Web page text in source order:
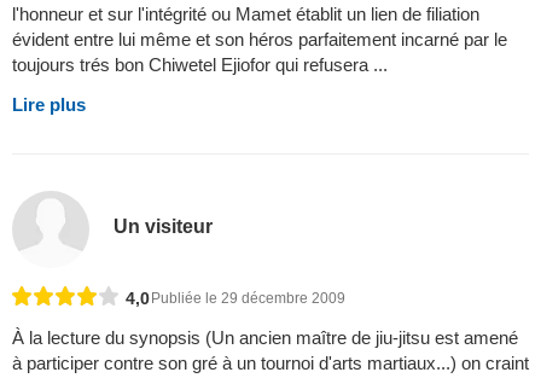
l'honneur et sur l'intégrité ou Mamet établit un lien de filiation
évident entre lui même et son héros parfaitement incarné par le
toujours trés bon Chiwetel Ejiofor qui refusera ...
Lire plus
Un visiteur
4,0 Publiée le 29 décembre 2009
À la lecture du synopsis (Un ancien maître de jiu-jitsu est amené
à participer contre son gré à un tournoi d'arts martiaux...) on craint